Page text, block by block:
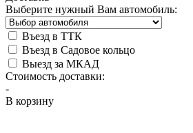
Выберите нужный Вам автомобиль:
Въезд в ТТК
Въезд в Садовое кольцо
Выезд за МКАД
Стоимость доставки:
-
В корзину